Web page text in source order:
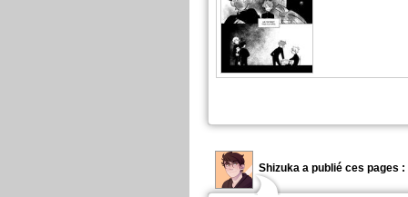
Shizuka a publié ces pages :